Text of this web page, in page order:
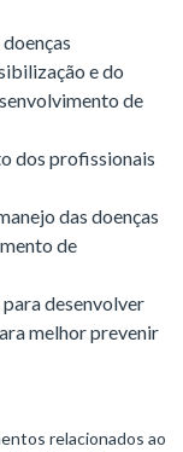
e do
de
dos profissionais
das doenças
de
desenvolver
melhor prevenir
relacionados ao